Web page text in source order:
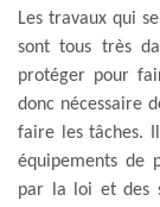
Les travaux qui
sont tous très
protéger pour
donc nécessaire
faire les tâches.
équipements de
par la loi et des